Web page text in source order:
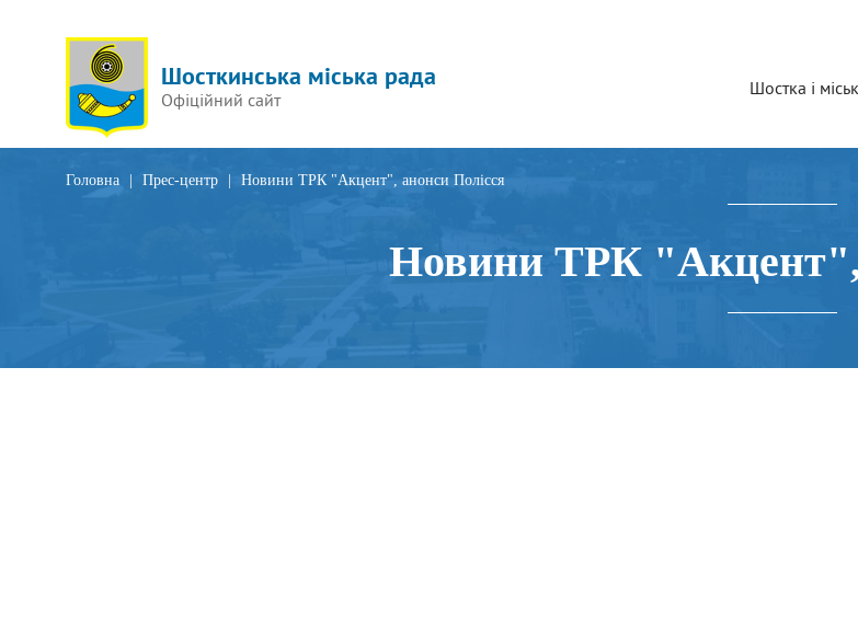
Шосткинська міська рада
Офіційний сайт
Шостка і
Головна Прес-центр Новини ТРК "Акцент", анонси Полісся
Новини ТРК "Акцент",